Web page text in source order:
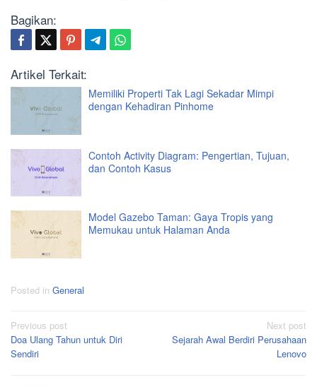
Bagikan:
Artikel Terkait:
Memiliki Properti Tak Lagi Sekadar Mimpi
dengan Kehadiran Pinhome
Contoh Activity Diagram: Pengertian, Tujuan,
dan Contoh Kasus
Model Gazebo Taman: Gaya Tropis yang
Memukau untuk Halaman Anda
Posted in General
Post
navigation
Previous post
Doa Ulang Tahun untuk Diri
Sendiri
Next post
Sejarah Awal Berdiri Perusahaan
Lenovo